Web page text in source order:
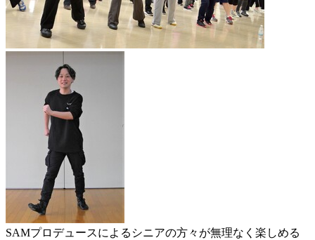
SAMプロデュースによるシニアの方々が無理なく楽しめる